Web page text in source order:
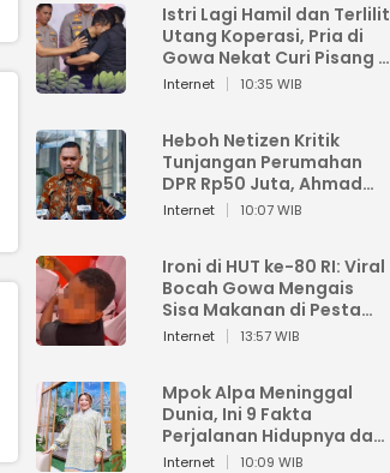
Istri Lagi Hamil dan Terlilit
Utang Koperasi, Pria di
Gowa Nekat Curi Pisang 4
Tandan Milik Tetangga,
Internet 10:35 WIB
Heboh Netizen Kritik
Tunjangan Perumahan
DPR Rp50 Juta, Ahmad
Sahroni: Enggak Senang
Internet 10:07 WIB
Ironi di HUT ke-80 RI: Viral
Bocah Gowa Mengais
Sisa Makanan di Pesta
Kemerdekaan
Internet 13:57 WIB
Mpok Alpa Meninggal
Dunia, Ini 9 Fakta
Perjalanan Hidupnya dari
Viral hingga Puncak
Internet 10:09 WIB